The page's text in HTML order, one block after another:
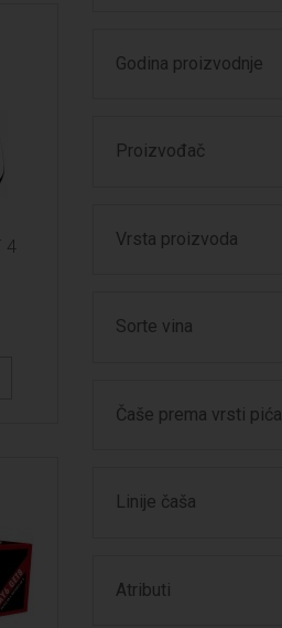
4
Godina proizvodnje
Proizvođač
Vrsta proizvoda
Sorte vina
Čaše prema vrsti pića
Linije čaša
Atributi